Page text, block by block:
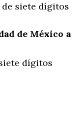
siete dígitos
de México a
dígitos